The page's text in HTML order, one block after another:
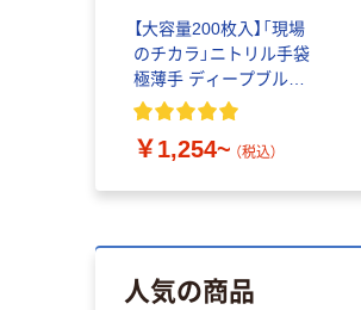
【大容量200枚入】「現場
のチカラ」ニトリル手袋
極薄手 ディープブルー
粉なし 1箱(200枚)
￥1,254~ （税込）
人気の商品